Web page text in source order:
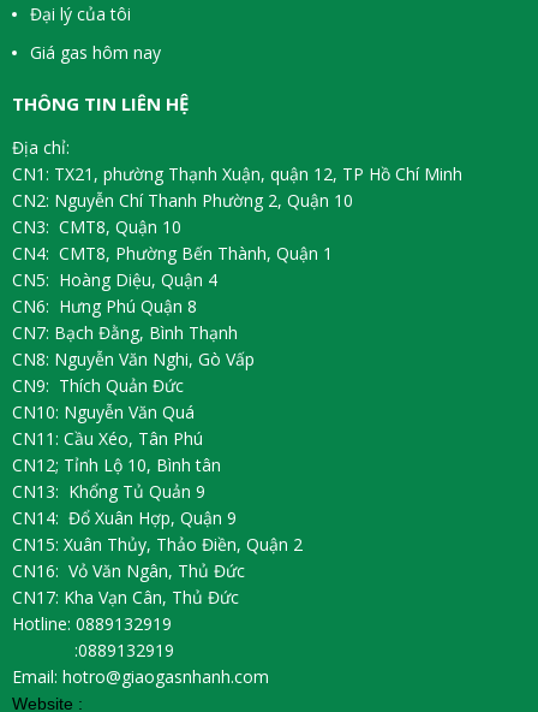
Đại lý của tôi
Giá gas hôm nay
THÔNG TIN LIÊN HỆ
Địa chỉ:
CN1: TX21, phường Thạnh Xuận, quận 12, TP Hồ Chí Minh
CN2: Nguyễn Chí Thanh Phường 2, Quận 10
CN3: CMT8, Quận 10
CN4: CMT8, Phường Bến Thành, Quận 1
CN5: Hoàng Diệu, Quận 4
CN6: Hưng Phú Quận 8
CN7: Bạch Đằng, Bình Thạnh
CN8: Nguyễn Văn Nghi, Gò Vấp
CN9: Thích Quản Đức
CN10: Nguyễn Văn Quá
CN11: Cầu Xéo, Tân Phú
CN12; Tỉnh Lộ 10, Bình tân
CN13: Khổng Tủ Quản 9
CN14: Đổ Xuân Hợp, Quận 9
CN15: Xuân Thủy, Thảo Điền, Quận 2
CN16: Vỏ Văn Ngân, Thủ Đức
CN17: Kha Vạn Cân, Thủ Đức
Hotline: 0889132919
:0889132919
Email: hotro@giaogasnhanh.com
Website :